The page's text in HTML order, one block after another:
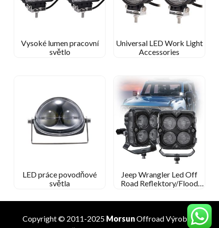
Vysoké lumen pracovní
světlo
Universal LED Work Light
Accessories
LED práce povodňové
světla
Jeep Wrangler Led Off
Road Reflektory/Flood
Copyright © 2011-2025 MorsunOffroadVýrobce.